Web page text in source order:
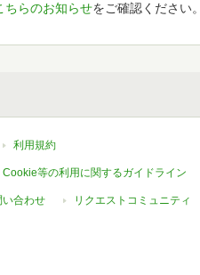
ちらのお知らせをご確認ください。
利用規約
Cookie等の利用に関するガイドライン
い合わせ リクエストコミュニティ